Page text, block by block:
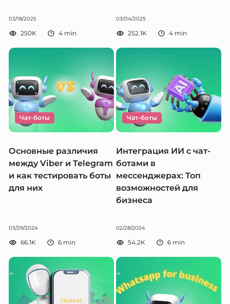
03/18/2025
250K 4 min
03/04/2025
252.1K 4 min
Чат-боты
Основные различия
между Viber и Telegram
и как тестировать боты
для них
03/29/2024
66.1K 6 min
Чат-боты
Интеграция ИИ с чат-
ботами в
мессенджерах: Топ
возможностей для
бизнеса
02/28/2024
54.2K 6 min